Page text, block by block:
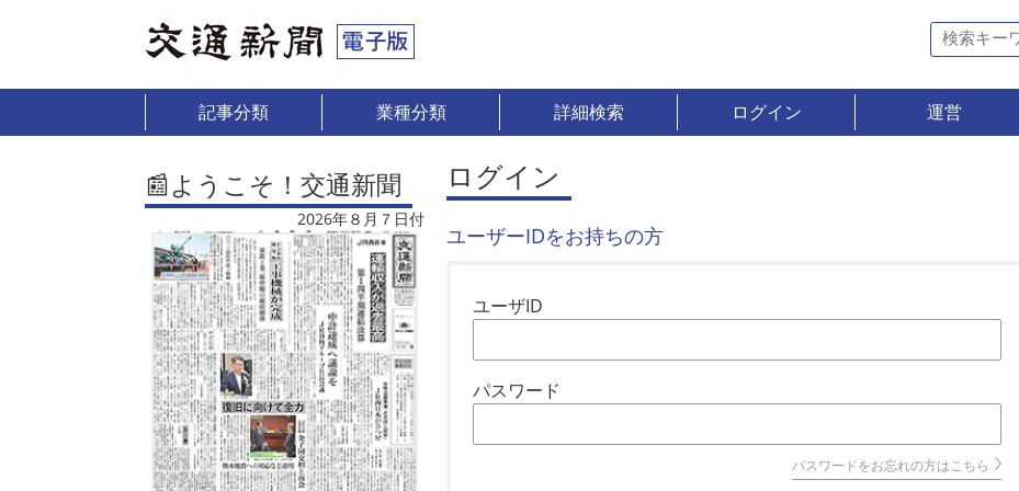
記事分類 業種分類 詳細検索 ログイン 運営
📰ようこそ！交通新聞
2026年８月７日付
ログイン
ユーザーIDをお持ちの方
ユーザID
パスワード
パスワードをお忘れの方はこちら